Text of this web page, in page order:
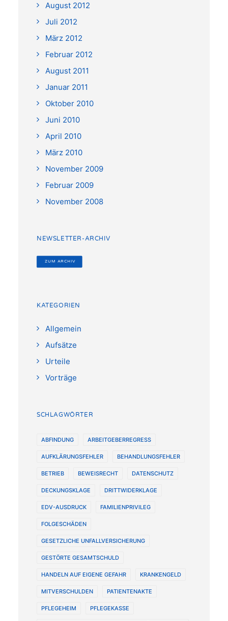
August 2012
Juli 2012
März 2012
Februar 2012
August 2011
Januar 2011
Oktober 2010
Juni 2010
April 2010
März 2010
November 2009
Februar 2009
November 2008
NEWSLETTER-ARCHIV
ZUM ARCHIV
KATEGORIEN
Allgemein
Aufsätze
Urteile
Vorträge
SCHLAGWÖRTER
ABFINDUNG ARBEITGEBERREGRESS
AUFKLÄRUNGSFEHLER BEHANDLUNGSFEHLER
BETRIEB BEWEISRECHT DATENSCHUTZ
DECKUNGSKLAGE DRITTWIDERKLAGE
EDV-AUSDRUCK FAMILIENPRIVILEG
FOLGESCHÄDEN
GESETZLICHE UNFALLVERSICHERUNG
GESTÖRTE GESAMTSCHULD
HANDELN AUF EIGENE GEFAHR KRANKENGELD
MITVERSCHULDEN PATIENTENAKTE
PFLEGEHEIM PFLEGEKASSE